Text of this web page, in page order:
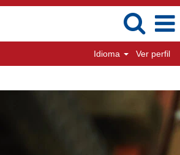
Idioma Ver perfil